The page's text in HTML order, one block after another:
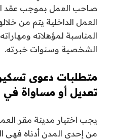
صاحب العمل بموجب عقد
العمل الداخلية يتم من
المناسبة لمؤهلاته
الشخصية وسنوات خبرته.
متطلبات دعوى
تعديل أو مساواة في
يجب اختيار مدينة مقر
من إحدى المدن أدناه فهي